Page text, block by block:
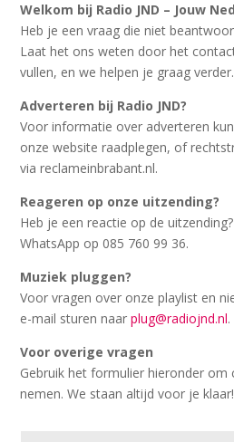
Welkom bij Radio JND – Jouw
Heb je een vraag die niet
Laat het ons weten door het
vullen, en we helpen je graag verder.
Adverteren bij Radio JND?
Voor informatie over adverteren
onze website raadplegen, of
via reclameinbrabant.nl.
Reageren op onze uitzending?
Heb je een reactie op de
WhatsApp op 085 760 99 36.
Muziek pluggen?
Voor vragen over onze playlist en
e-mail sturen naarplug@radiojnd.nl.
Voor overige vragen
Gebruik het formulier hieronder
nemen. We staan altijd voor je klaar!